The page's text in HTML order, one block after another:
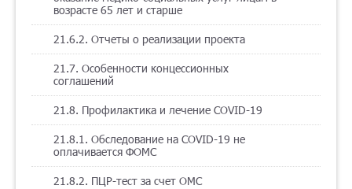
возрасте 65 лет и старше
21.6.2. Отчеты о реализации проекта
21.7. Особенности концессионных
соглашений
21.8. Профилактика и лечение COVID-19
21.8.1. Обследование на COVID-19 не
оплачивается ФОМС
21.8.2. ПЦР-тест за счет ОМС